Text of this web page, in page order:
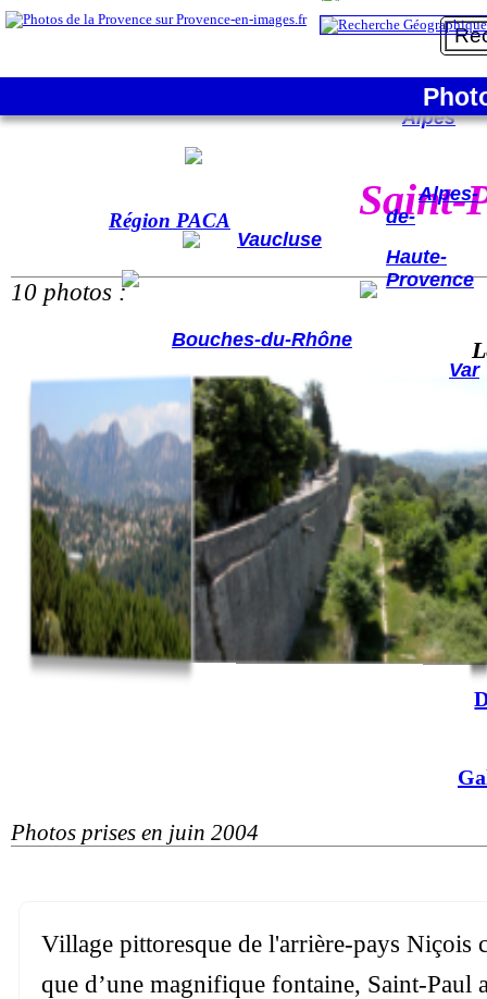
Saint-
10 photos :
Photos prises en juin 2004
Village pittoresque de l'arrière-pays Niçois
que d’une magnifique fontaine, Saint-Paul
Région PACA
Bouches-du-Rhône
Vaucluse
Var
Alpes-
de-
Haute-
Provence
Hautes-
Alpes